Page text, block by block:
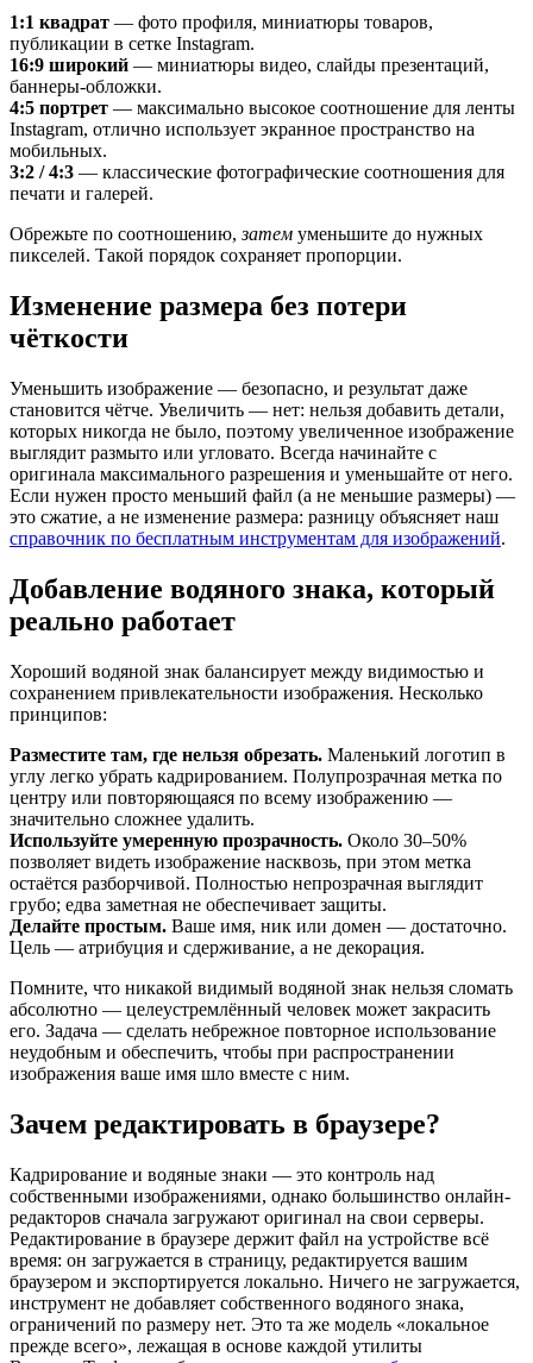
1:1 квадрат — фото профиля, миниатюры товаров,
публикации в сетке Instagram.
16:9 широкий — миниатюры видео, слайды презентаций,
баннеры-обложки.
4:5 портрет — максимально высокое соотношение для ленты
Instagram, отлично использует экранное пространство на
мобильных.
3:2 / 4:3 — классические фотографические соотношения для
печати и галерей.
Обрежьте по соотношению,затем уменьшите до нужных
пикселей. Такой порядок сохраняет пропорции.
Изменение размера без потери
чёткости
Уменьшить изображение — безопасно, и результат даже
становится чётче. Увеличить — нет: нельзя добавить детали,
которых никогда не было, поэтому увеличенное изображение
выглядит размыто или угловато. Всегда начинайте с
оригинала максимального разрешения и уменьшайте от него.
Если нужен просто меньший файл (а не меньшие размеры) —
это сжатие, а не изменение размера: разницу объясняет наш
справочник по бесплатным инструментам для изображений.
Добавление водяного знака, который
реально работает
Хороший водяной знак балансирует между видимостью и
сохранением привлекательности изображения. Несколько
принципов:
Разместите там, где нельзя обрезать. Маленький логотип в
углу легко убрать кадрированием. Полупрозрачная метка по
центру или повторяющаяся по всему изображению —
значительно сложнее удалить.
Используйте умеренную прозрачность. Около 30–50%
позволяет видеть изображение насквозь, при этом метка
остаётся разборчивой. Полностью непрозрачная выглядит
грубо; едва заметная не обеспечивает защиты.
Делайте простым. Ваше имя, ник или домен — достаточно.
Цель — атрибуция и сдерживание, а не декорация.
Помните, что никакой видимый водяной знак нельзя сломать
абсолютно — целеустремлённый человек может закрасить
его. Задача — сделать небрежное повторное использование
неудобным и обеспечить, чтобы при распространении
изображения ваше имя шло вместе с ним.
Зачем редактировать в браузере?
Кадрирование и водяные знаки — это контроль над
собственными изображениями, однако большинство онлайн-
редакторов сначала загружают оригинал на свои серверы.
Редактирование в браузере держит файл на устройстве всё
время: он загружается в страницу, редактируется вашим
браузером и экспортируется локально. Ничего не загружается,
инструмент не добавляет собственного водяного знака,
ограничений по размеру нет. Это та же модель «локальное
прежде всего», лежащая в основе каждой утилиты